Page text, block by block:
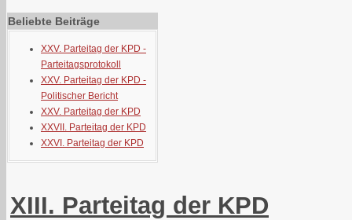
Beliebte Beiträge
XXV. Parteitag der KPD -
Parteitagsprotokoll
XXV. Parteitag der KPD -
Politischer Bericht
XXV. Parteitag der KPD
XXVII. Parteitag der KPD
XXVI. Parteitag der KPD
XIII. Parteitag der KPD